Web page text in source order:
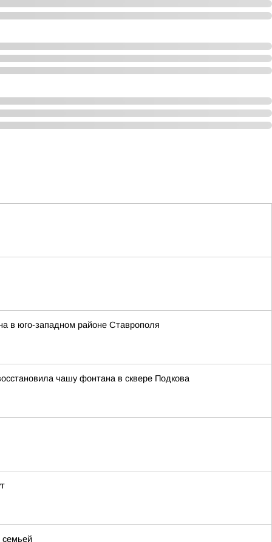
в юго-западном районе Ставрополя
чашу фонтана в сквере Подкова
семьей